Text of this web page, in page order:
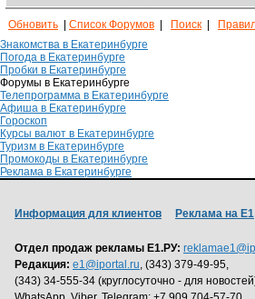
Обновить Список Форумов Поиск
Знакомства в Екатеринбурге
Погода в Екатеринбурге
Пробки в Екатеринбурге
Форумы в Екатеринбурге
Телепрограмма в Екатеринбурге
Афиша в Екатеринбурге
Гороскоп
Курсы валют в Екатеринбурге
Туризм в Екатеринбурге
Промокоды в Екатеринбурге
Реклама в Екатеринбурге
Информация для клиентов Реклама на Е1
Отдел продаж рекламы Е1.РУ:
Редакция: e1@iportal.ru, (343) 379-49-95,
(343) 34-555-34 (круглосуточно - для